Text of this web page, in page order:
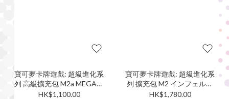
寶可夢卡牌遊戲: 超級進化系
列 高級擴充包 M2a MEGAド
リームex
HK$1,100.00
寶可夢卡牌遊戲: 超級進化系
列 擴充包 M2 インフェルノ
X
HK$1,780.00